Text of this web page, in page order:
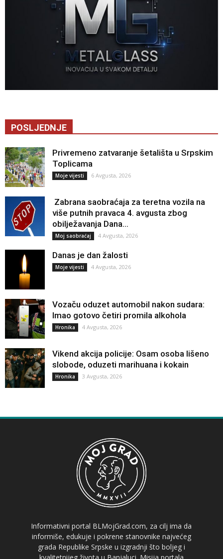
POSLJEDNJE
Privremeno zatvaranje šetališta u Srpskim
Toplicama
Moje vijesti 6 Avgusta, 2026
Zabrana saobraćaja za teretna vozila na
više putnih pravaca 4. avgusta zbog
obilježavanja Dana...
Moj saobraćaj 4 Avgusta, 2026
Danas je dan žalosti
Moje vijesti 4 Avgusta, 2026
Vozaču oduzet automobil nakon sudara:
Imao gotovo četiri promila alkohola
Hronika 4 Avgusta, 2026
Vikend akcija policije: Osam osoba lišeno
slobode, oduzeti marihuana i kokain
Hronika 3 Avgusta, 2026
Informativni portal BLMojGrad.com, za cilj ima da
informiše, edukuje i pokrene stanovnike najvećeg
grada Republike Srpske u izgradnji što boljeg i